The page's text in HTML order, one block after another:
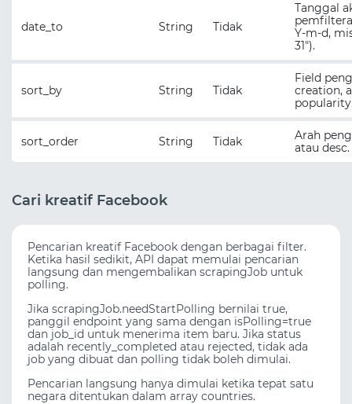
date_to String Tidak
Tanggal
Y-m-d,
31").
sort_by String Tidak
Field
creation,
sort_order String Tidak
Arah
atau desc.
Cari kreatif Facebook
Pencarian kreatif Facebook dengan berbagai filter.
Ketika hasil sedikit, API dapat memulai pencarian
langsung dan mengembalikan scrapingJob untuk
polling.
Jika scrapingJob.needStartPolling bernilai true,
panggil endpoint yang sama dengan isPolling=true
dan job_id untuk menerima item baru. Jika status
adalah recently_completed atau rejected, tidak ada
job yang dibuat dan polling tidak boleh dimulai.
Pencarian langsung hanya dimulai ketika tepat satu
negara ditentukan dalam array countries.